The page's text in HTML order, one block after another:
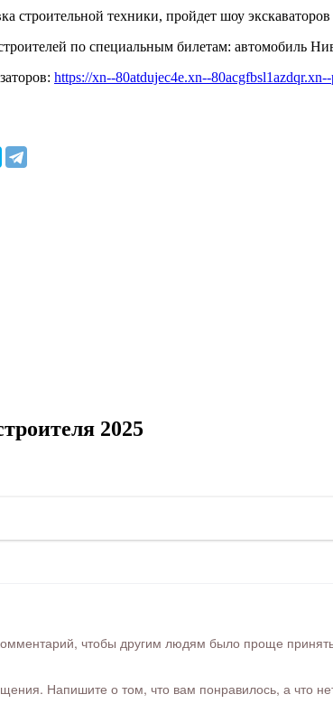
строительной техники, пройдет шоу
по специальным билетам: автомобиль
https://xn--80atdujec4e.xn--
2025
чтобы другим людям было проще
Напишите о том, что вам понравилось, а что